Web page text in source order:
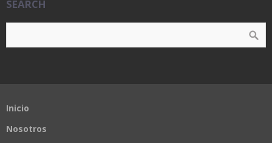
SEARCH
Inicio
Nosotros